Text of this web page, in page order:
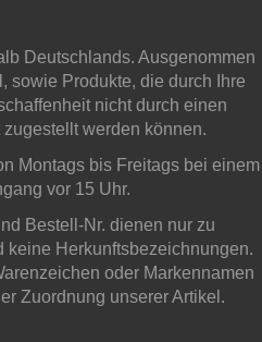
Deutschlands. Ausgenommen
sowie Produkte, die durch Ihre
nicht durch einen
werden können.
Montags bis Freitags bei einem
vor 15 Uhr.
Bestell-Nr. dienen nur zu
keine Herkunftsbezeichnungen.
oder Markennamen
Zuordnung unserer Artikel.